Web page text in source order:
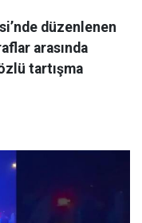
düzenlenen
arasında
tartışma